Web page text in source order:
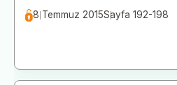
8 Temmuz 2015Sayfa 192-198